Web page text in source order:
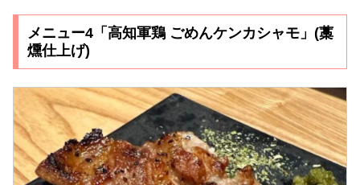
メニュー4「高知軍鶏 ごめんケンカシャモ」(藁
燻仕上げ)